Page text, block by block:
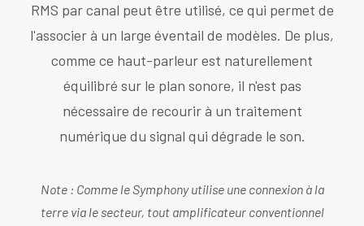
RMS par canal peut être utilisé, ce qui permet de
l'associer à un large éventail de modèles. De plus,
comme ce haut-parleur est naturellement
équilibré sur le plan sonore, il n'est pas
nécessaire de recourir à un traitement
numérique du signal qui dégrade le son.
Note : Comme le Symphony utilise une connexion à la
terre via le secteur, tout amplificateur conventionnel